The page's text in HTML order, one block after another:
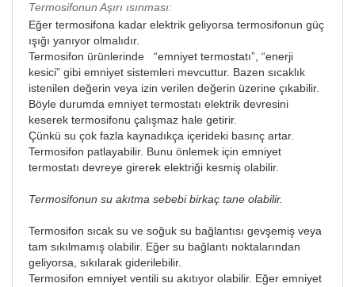
Termosifonun Aşırı ısınması:
Eğer termosifona kadar elektrik geliyorsa termosifonun güç
ışığı yanıyor olmalıdır.
Termosifon ürünlerinde “emniyet termostatı”, “enerji
kesici” gibi emniyet sistemleri mevcuttur. Bazen sıcaklık
istenilen değerin veya izin verilen değerin üzerine çıkabilir.
Böyle durumda emniyet termostatı elektrik devresini
keserek termosifonu çalışmaz hale getirir.
Çünkü su çok fazla kaynadıkça içerideki basınç artar.
Termosifon patlayabilir. Bunu önlemek için emniyet
termostatı devreye girerek elektriği kesmiş olabilir.
Termosifonun su akıtma sebebi birkaç tane olabilir.
Termosifon sıcak su ve soğuk su bağlantısı gevşemiş veya
tam sıkılmamış olabilir. Eğer su bağlantı noktalarından
geliyorsa, sıkılarak giderilebilir.
Termosifon emniyet ventili su akıtıyor olabilir. Eğer emniyet